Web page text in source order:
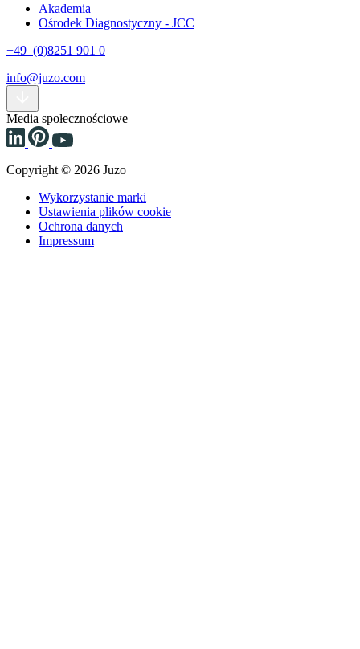
Akademia
Ośrodek Diagnostyczny - JCC
+49 (0)8251 901 0
info@juzo.com
Media społecznościowe
Copyright © 2026 Juzo
Wykorzystanie marki
Ustawienia plików cookie
Ochrona danych
Impressum